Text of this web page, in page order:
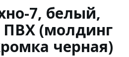
7, белый,
ПВХ (молдинг
черная)